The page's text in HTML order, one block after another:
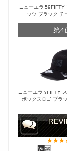
ニューエラ 59FIFTY
ッツ ブラック チ
第4
ニューエラ 9FIFTY
ボックスロゴ ブラ